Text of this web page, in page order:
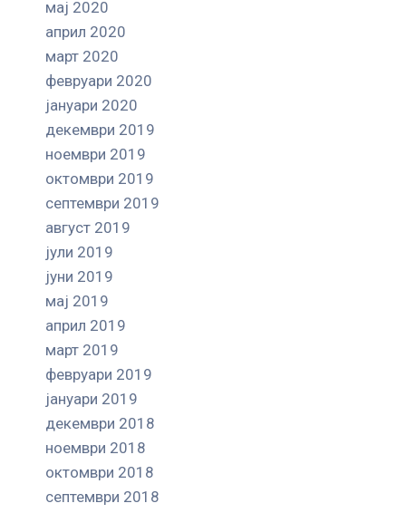
мај 2020
април 2020
март 2020
февруари 2020
јануари 2020
декември 2019
ноември 2019
октомври 2019
септември 2019
август 2019
јули 2019
јуни 2019
мај 2019
април 2019
март 2019
февруари 2019
јануари 2019
декември 2018
ноември 2018
октомври 2018
септември 2018